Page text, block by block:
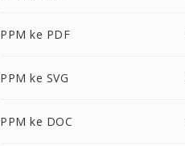
PPM ke PDF
PPM ke SVG
PPM ke DOC